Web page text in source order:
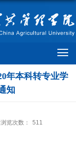
年本科转专业学
知
浏览次数： 511